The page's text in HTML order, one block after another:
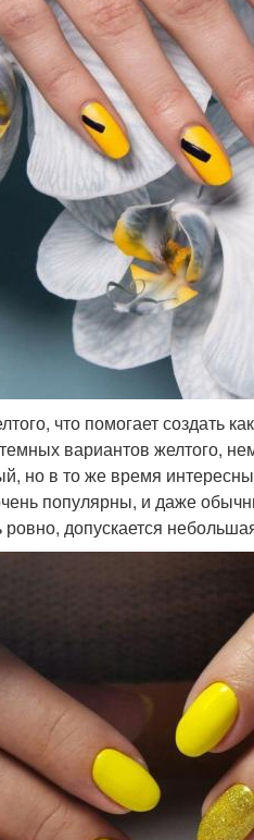
что помогает создать
вариантов желтого,
но в то же время
популярны, и даже
допускается